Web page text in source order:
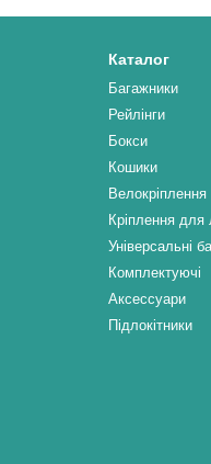
Каталог
Багажники
Рейлінги
Бокси
Кошики
Велокріплення
Кріплення для
Універсальні
Комплектуючі
Аксессуари
Підлокітники